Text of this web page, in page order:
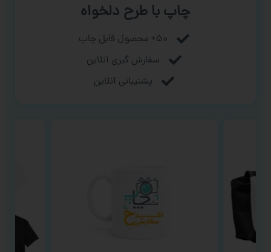
چاپ با طرح دلخواه
۵۰+ محصول قابل چاپ
سفارش گیری آنلاین
پشتیبانی آنلاین